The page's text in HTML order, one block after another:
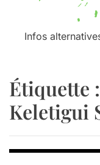
Infos
Étiquette :
Keletigui